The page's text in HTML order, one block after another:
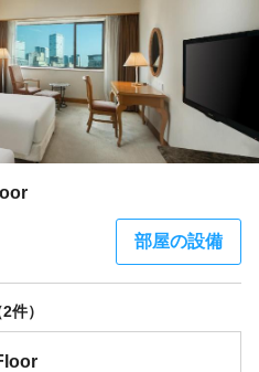
部屋の設備
件）